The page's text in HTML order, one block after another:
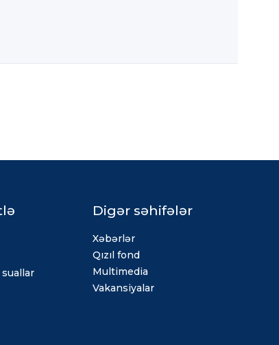
Digər səhifələr
Xəbərlər
Qızıl fond
Multimedia
Vakansiyalar